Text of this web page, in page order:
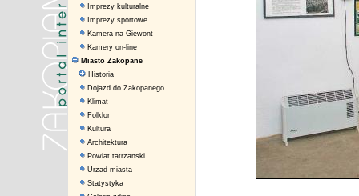
Imprezy kulturalne
Imprezy sportowe
Kamera na Giewont
Kamery on-line
Miasto Zakopane
Historia
Dojazd do Zakopanego
Klimat
Folklor
Kultura
Architektura
Powiat tatrzanski
Urzad miasta
Statystyka